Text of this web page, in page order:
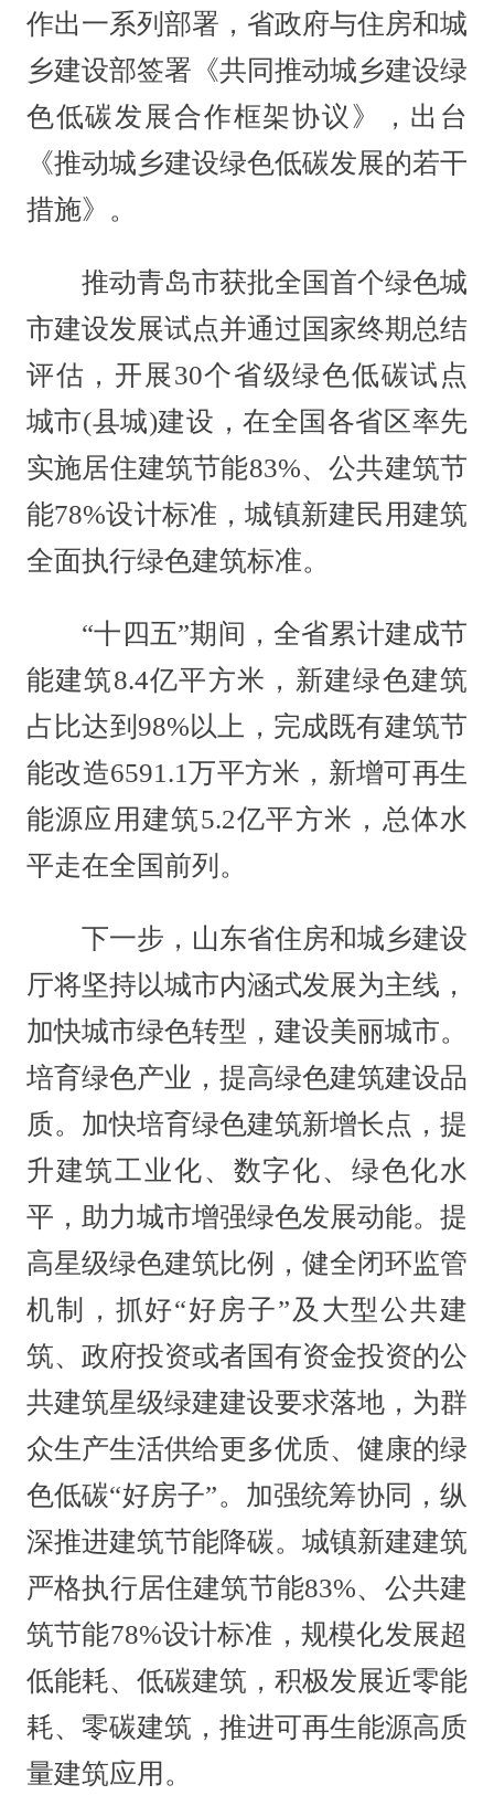
作出一系列部署，省政府与住房和城
乡建设部签署《共同推动城乡建设绿
色低碳发展合作框架协议》，出台
《推动城乡建设绿色低碳发展的若干
措施》。
推动青岛市获批全国首个绿色城
市建设发展试点并通过国家终期总结
评估，开展30个省级绿色低碳试点
城市(县城)建设，在全国各省区率先
实施居住建筑节能83%、公共建筑节
能78%设计标准，城镇新建民用建筑
全面执行绿色建筑标准。
“十四五”期间，全省累计建成节
能建筑8.4亿平方米，新建绿色建筑
占比达到98%以上，完成既有建筑节
能改造6591.1万平方米，新增可再生
能源应用建筑5.2亿平方米，总体水
平走在全国前列。
下一步，山东省住房和城乡建设
厅将坚持以城市内涵式发展为主线，
加快城市绿色转型，建设美丽城市。
培育绿色产业，提高绿色建筑建设品
质。加快培育绿色建筑新增长点，提
升建筑工业化、数字化、绿色化水
平，助力城市增强绿色发展动能。提
高星级绿色建筑比例，健全闭环监管
机制，抓好“好房子”及大型公共建
筑、政府投资或者国有资金投资的公
共建筑星级绿建建设要求落地，为群
众生产生活供给更多优质、健康的绿
色低碳“好房子”。加强统筹协同，纵
深推进建筑节能降碳。城镇新建建筑
严格执行居住建筑节能83%、公共建
筑节能78%设计标准，规模化发展超
低能耗、低碳建筑，积极发展近零能
耗、零碳建筑，推进可再生能源高质
量建筑应用。